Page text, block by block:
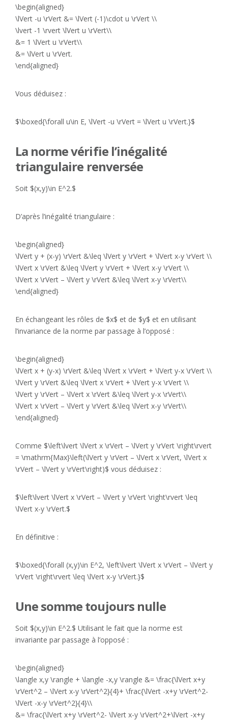
\begin{aligned}
\lVert -u \rVert &= \lVert (-1)\cdot u \rVert \\
\lvert -1 \rvert \lVert u \rVert\\
&= 1 \lVert u \rVert\\
&= \lVert u \rVert.
\end{aligned}
Vous déduisez :
$\boxed{\forall u\in E, \lVert -u \rVert = \lVert u \rVert.}$
La norme vérifie l’inégalité
triangulaire renversée
Soit $(x,y)\in E^2.$
D’après l’inégalité triangulaire :
\begin{aligned}
\lVert y + (x-y) \rVert &\leq \lVert y \rVert + \lVert x-y \rVert \\
\lVert x \rVert &\leq \lVert y \rVert + \lVert x-y \rVert \\
\lVert x \rVert – \lVert y \rVert &\leq \lVert x-y \rVert\\
\end{aligned}
En échangeant les rôles de $x$ et de $y$ et en utilisant
l’invariance de la norme par passage à l’opposé :
\begin{aligned}
\lVert x + (y-x) \rVert &\leq \lVert x \rVert + \lVert y-x \rVert \\
\lVert y \rVert &\leq \lVert x \rVert + \lVert y-x \rVert \\
\lVert y \rVert – \lVert x \rVert &\leq \lVert y-x \rVert\\
\lVert x \rVert – \lVert y \rVert &\leq \lVert x-y \rVert\\
\end{aligned}
Comme $\left\lvert \lVert x \rVert – \lVert y \rVert \right\rvert
= \mathrm{Max}\left(\lVert y \rVert – \lVert x \rVert, \lVert x
\rVert – \lVert y \rVert\right)$ vous déduisez :
$\left\lvert \lVert x \rVert – \lVert y \rVert \right\rvert \leq
\lVert x-y \rVert.$
En définitive :
$\boxed{\forall (x,y)\in E^2, \left\lvert \lVert x \rVert – \lVert y
\rVert \right\rvert \leq \lVert x-y \rVert.}$
Une somme toujours nulle
Soit $(x,y)\in E^2.$ Utilisant le fait que la norme est
invariante par passage à l’opposé :
\begin{aligned}
\langle x,y \rangle + \langle -x,y \rangle &= \frac{\lVert x+y
\rVert^2 – \lVert x-y \rVert^2}{4}+ \frac{\lVert -x+y \rVert^2-
\lVert -x-y \rVert^2}{4}\\
&= \frac{\lVert x+y \rVert^2- \lVert x-y \rVert^2+\lVert -x+y